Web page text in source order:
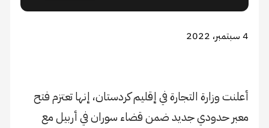
4 سبتمبر، 2022
أعلنت وزارة التجارة في إقليم كردستان، إنها تعتزم فتح
معبر حدودي جديد ضمن قضاء سوران في أربيل مع